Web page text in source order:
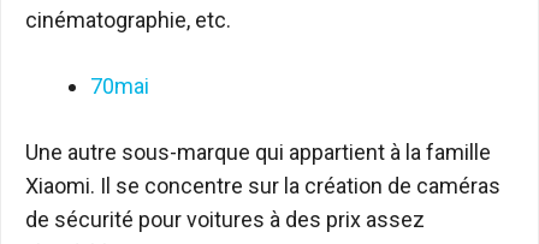
cinématographie, etc.
70mai
Une autre sous-marque qui appartient à la famille
Xiaomi. Il se concentre sur la création de caméras
de sécurité pour voitures à des prix assez